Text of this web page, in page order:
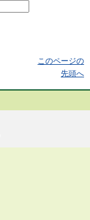
このページの
先頭へ